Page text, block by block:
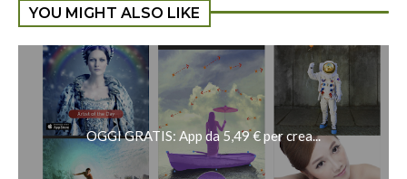
YOU MIGHT ALSO LIKE
OGGI GRATIS: App da 5,49 € per crea...